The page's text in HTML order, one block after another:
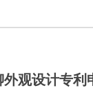
观设计专利